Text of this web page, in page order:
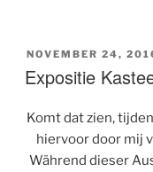
GEPLAATST
OP
NOVEMBER 24,
Expositie
Komt dat zien,
hiervoor door mij
Während dieser